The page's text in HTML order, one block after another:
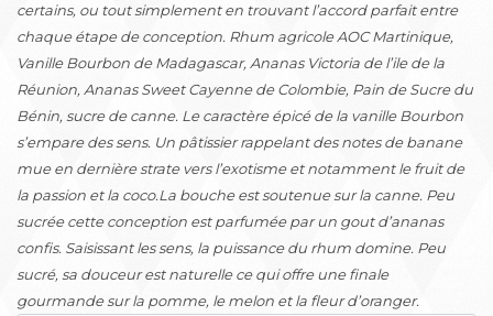
certains, ou tout simplement en trouvant l’accord parfait entre
chaque étape de conception. Rhum agricole AOC Martinique,
Vanille Bourbon de Madagascar, Ananas Victoria de l’ile de la
Réunion, Ananas Sweet Cayenne de Colombie, Pain de Sucre du
Bénin, sucre de canne. Le caractère épicé de la vanille Bourbon
s’empare des sens. Un pâtissier rappelant des notes de banane
mue en dernière strate vers l’exotisme et notamment le fruit de
la passion et la coco.La bouche est soutenue sur la canne. Peu
sucrée cette conception est parfumée par un gout d’ananas
confis. Saisissant les sens, la puissance du rhum domine. Peu
sucré, sa douceur est naturelle ce qui offre une finale
gourmande sur la pomme, le melon et la fleur d’oranger.